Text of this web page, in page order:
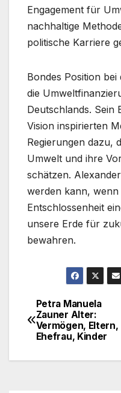
Engagement für
nachhaltige
politische Karriere
Bondes Position
die
Deutschlands. Sein
Vision inspirierten
Regierungen dazu,
Umwelt und ihre
schätzen.
werden kann, wenn
Entschlossenheit
unsere Erde für
bewahren.
Post
navigation
Petra Manuela
Zauner Alter:
Vermögen, Eltern,
Ehefrau, Kinder